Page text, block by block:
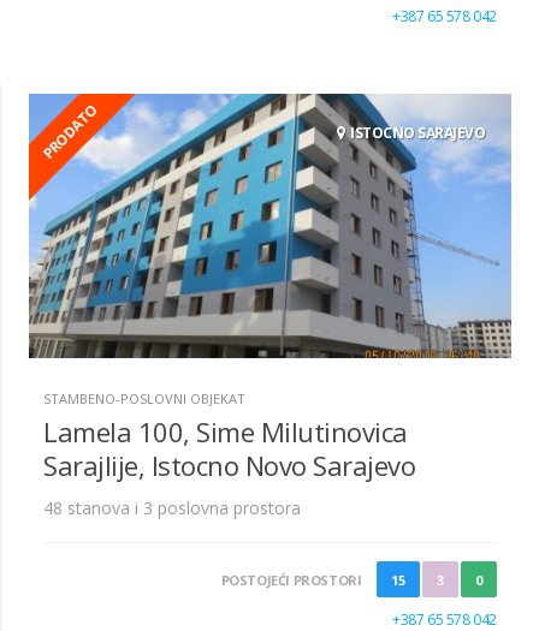
+387 65 578 042
PRODATO ISTOCNO SARAJEVO
STAMBENO-POSLOVNI OBJEKAT
Lamela 100, Sime Milutinovica
Sarajlije, Istocno Novo Sarajevo
48 stanova i 3 poslovna prostora
POSTOJEĆI PROSTORI 15 3 0
+387 65 578 042